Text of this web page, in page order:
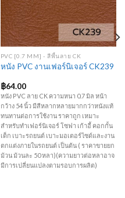
PVC [0.7 MM] - สีพื้นลาย CK
หนัง PVC งานเฟอร์นิเจอร์ CK239
฿64.00
หนัง PVC ลาย CK ความหนา 0.7 มิล หน้า
กว้าง 54 นิ้ว มีสีหลากหลายมากกว่าหนังแท้
ทนทานต่อการใช้งาน ราคาถูก เหมาะ
สำหรับทำเฟอร์นิเจอร์ โซฟา เก้าอี้ คอกกั้น
เด็ก เบาะรถยนต์ เบาะมอเตอร์ไซด์และงาน
ตกแต่งภายในรถยนต์ เป็นต้น ( ราคาขายยก
ม้วน ม้วนละ 50 หลา)(ความยาวต่อหลาอาจ
มีการเปลี่ยนแปลงตามรอบการผลิต)